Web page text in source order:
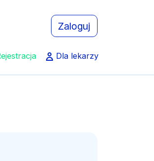
Zaloguj
Dla lekarzy